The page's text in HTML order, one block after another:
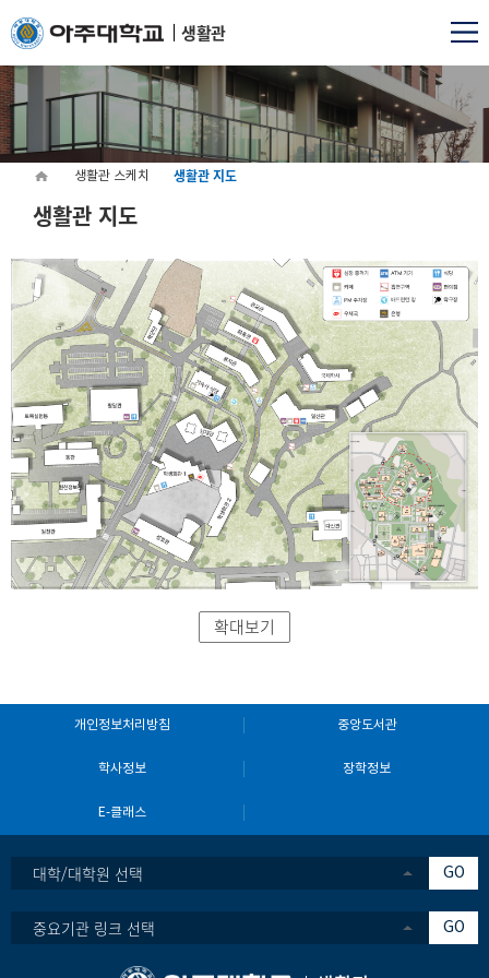
생활관
생활관 스케치 생활관 지도
생활관 지도
확대보기
개인정보처리방침 중앙도서관
학사정보 장학정보
E-클래스
대학/대학원 선택 GO
중요기관 링크 선택 GO